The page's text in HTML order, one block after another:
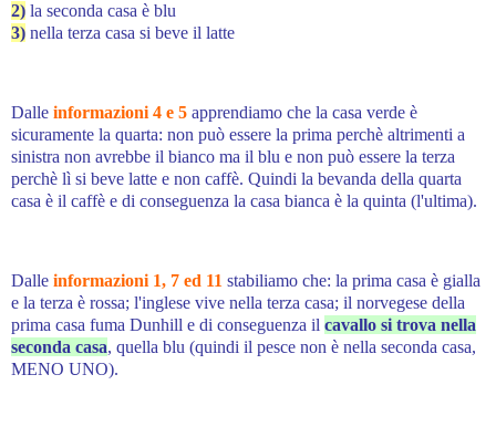
2) la seconda casa è blu
3) nella terza casa si beve il latte
Dalle informazioni 4 e 5 apprendiamo che la casa verde è
sicuramente la quarta: non può essere la prima perchè altrimenti a
sinistra non avrebbe il bianco ma il blu e non può essere la terza
perchè lì si beve latte e non caffè. Quindi la bevanda della quarta
casa è il caffè e di conseguenza la casa bianca è la quinta (l'ultima).
Dalle informazioni 1, 7 ed 11 stabiliamo che: la prima casa è gialla
e la terza è rossa; l'inglese vive nella terza casa; il norvegese della
prima casa fuma Dunhill e di conseguenza il cavallo si trova nella
seconda casa, quella blu (quindi il pesce non è nella seconda casa,
MENO UNO).